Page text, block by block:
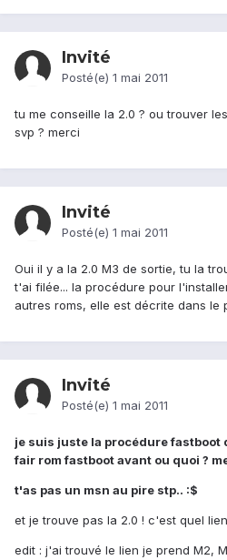
Invité
Posté(e) 1 mai 2011
tu me conseille la 2.0 ? ou trouver
svp ? merci
Invité
Posté(e) 1 mai 2011
Oui il y a la 2.0 M3 de sortie, tu la
t'ai filée... la procédure pour
autres roms, elle est décrite dans le
Invité
Posté(e) 1 mai 2011
je suis juste la procédure fastboot
fair rom fastboot avant ou quoi ?
t'as pas un msn au pire stp.. :$
et je trouve pas la 2.0 ! c'est quel
edit : j'ai trouvé le lien je prend M2,